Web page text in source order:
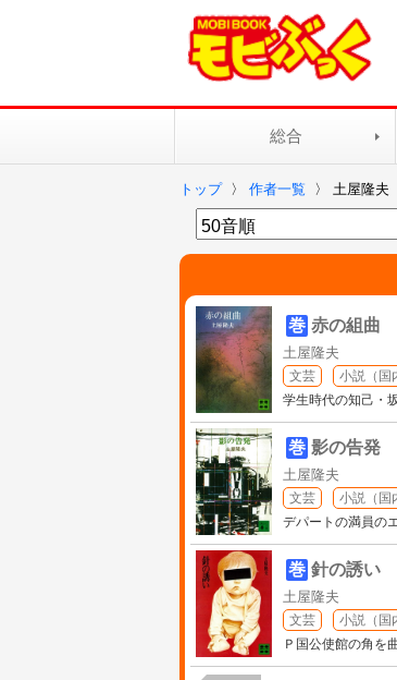
総合
トップ 〉 作者一覧 〉 土屋隆夫
巻 赤の組曲
土屋隆夫
文芸
小説（国
学生時代の知己・
巻 影の告発
土屋隆夫
文芸
小説（国
デパートの満員の
巻 針の誘い
土屋隆夫
文芸
小説（国
Ｐ国公使館の角を